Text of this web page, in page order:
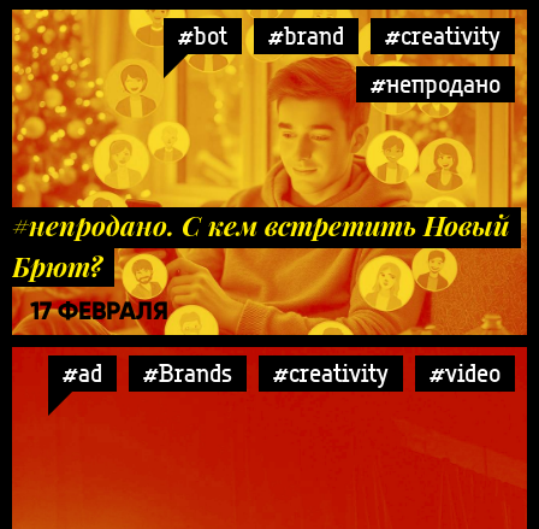
#bot #brand
#creativity
#непродано
#непродано. С кем встретить Новый
Брют?
17 ФЕВРАЛЯ
#ad #Brands #creativity #video